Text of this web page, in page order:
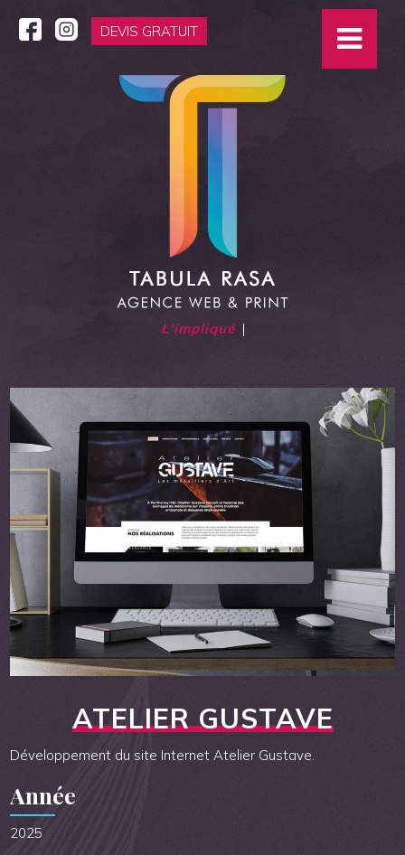
DEVIS GRATUIT
L'impliquée
ATELIER GUSTAVE
Développement du site Internet Atelier Gustave.
Année
2025